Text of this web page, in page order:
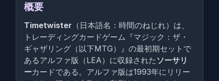
概要
Timetwister （日本語名：時間のねじれ）は、
トレーディングカードゲーム『マジック：ザ・
ギャザリング（以下MTG）』の最初期セットで
あるアルファ版（LEA）に収録された ソーサリ
ーカードである。アルファ版は1993年にリリー